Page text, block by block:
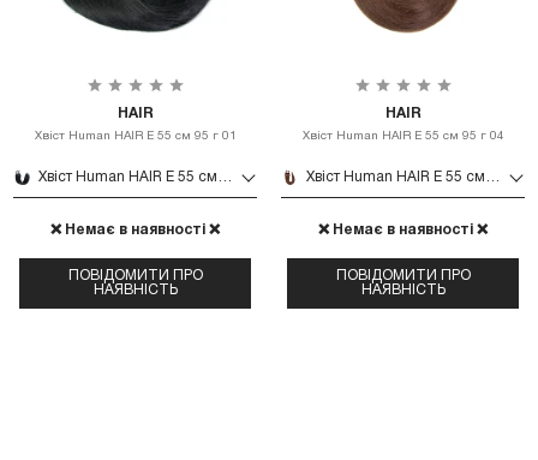
HAIR
Хвіст Human HAIR Е 55 см 95 г 01
Хвіст Human HAIR Е 55 см 95 г 01
❌ Немає в наявності ❌
ПОВІДОМИТИ ПРО
НАЯВНІСТЬ
HAIR
Хвіст Human HAIR Е 55 см 95 г 04
Хвіст Human HAIR Е 55 см 95 г 04
❌ Немає в наявності ❌
ПОВІДОМИТИ ПРО
НАЯВНІСТЬ